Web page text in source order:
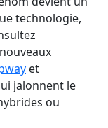
technologie,
et
jalonnent le
ou